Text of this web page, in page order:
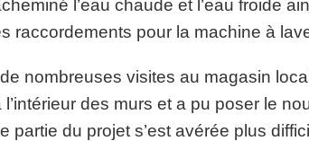
l’eau chaude et l’eau froide
raccordements pour la machine à
nombreuses visites au magasin
l’intérieur des murs et a pu poser le
partie du projet s’est avérée plus